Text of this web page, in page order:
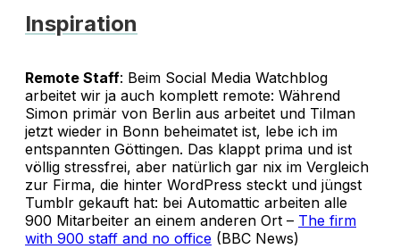
Inspiration
Remote Staff: Beim Social Media Watchblog
arbeitet wir ja auch komplett remote: Während
Simon primär von Berlin aus arbeitet und Tilman
jetzt wieder in Bonn beheimatet ist, lebe ich im
entspannten Göttingen. Das klappt prima und ist
völlig stressfrei, aber natürlich gar nix im Vergleich
zur Firma, die hinter WordPress steckt und jüngst
Tumblr gekauft hat: bei Automattic arbeiten alle
900 Mitarbeiter an einem anderen Ort – The firm
with 900 staff and no office (BBC News)